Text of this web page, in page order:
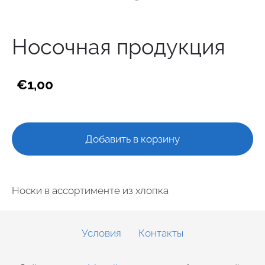
Носочная продукция
€1,00
Добавить в корзину
Носки в ассортименте из хлопка
Условия Контакты